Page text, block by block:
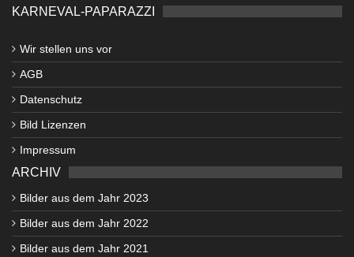
KARNEVAL-PAPARAZZI
Wir stellen uns vor
AGB
Datenschutz
Bild Lizenzen
Impressum
ARCHIV
Bilder aus dem Jahr 2023
Bilder aus dem Jahr 2022
Bilder aus dem Jahr 2021